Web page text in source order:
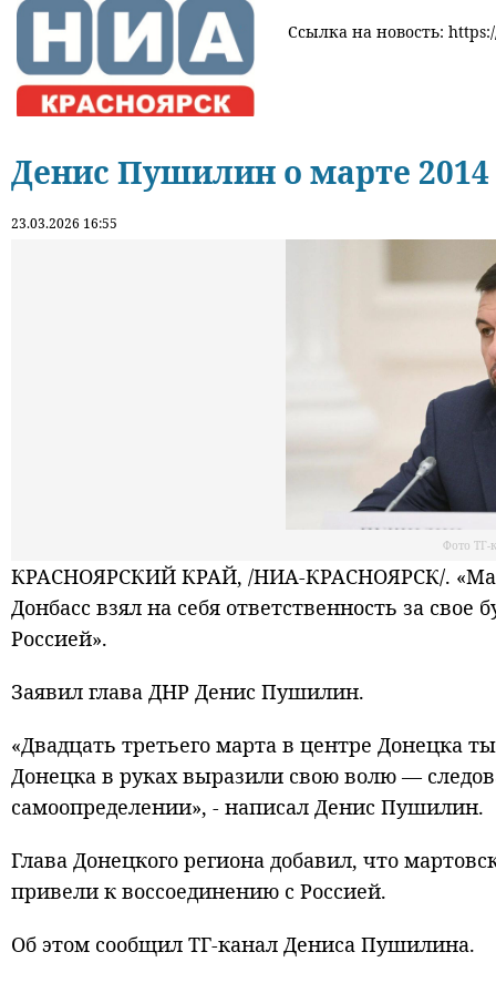
Ссылка на новость:
Денис Пушилин о марте 2014
23.03.2026 16:55
Фото
КРАСНОЯРСКИЙ КРАЙ, /НИА-КРАСНОЯРСК/.
Донбасс взял на себя ответственность за
Россией».
Заявил глава ДНР Денис Пушилин.
«Двадцать третьего марта в центре Донецка
Донецка в руках выразили свою волю —
самоопределении», - написал Денис Пушилин.
Глава Донецкого региона добавил, что
привели к воссоединению с Россией.
Об этом сообщил ТГ-канал Дениса Пушилина.